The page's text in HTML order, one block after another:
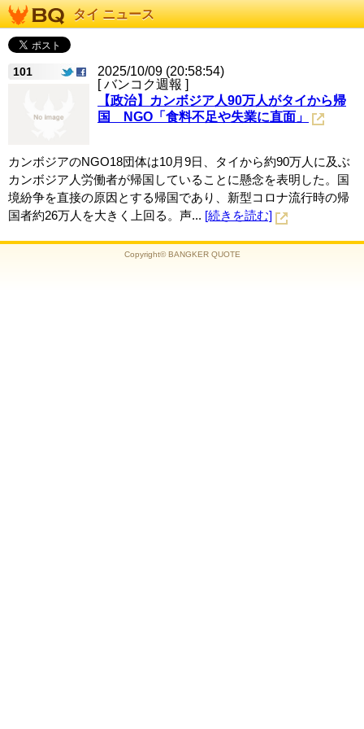
タイ ニュース
101
2025/10/09 (20:58:54)
[ バンコク週報 ]
【政治】カンボジア人90万人がタイから帰
国 NGO「食料不足や失業に直面」
カンボジアのNGO18団体は10月9日、タイから約90万人に及ぶ
カンボジア人労働者が帰国していることに懸念を表明した。国
境紛争を直接の原因とする帰国であり、新型コロナ流行時の帰
国者約26万人を大きく上回る。声... [続きを読む]
Copyright© BANGKER QUOTE